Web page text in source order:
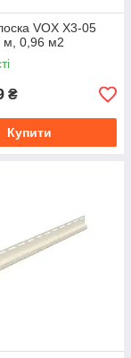
VOX X3-05
м, 0,96 м2
₴
Купити